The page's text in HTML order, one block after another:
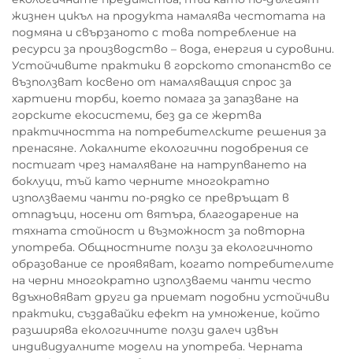
жизнен цикъл на продукта намалява честотата на
подмяна и свързаното с това потребление на
ресурси за производство – вода, енергия и суровини.
Устойчивите практики в горското стопанство се
възползват косвено от намаляващия спрос за
хартиени торби, което помага за запазване на
горските екосистеми, без да се жертва
практичността на потребителските решения за
пренасяне. Локалните екологични подобрения се
постигат чрез намаляване на натрупването на
боклуци, тъй като черните многократно
използваеми чанти по-рядко се превръщат в
отпадъци, носени от вятъра, благодарение на
тяхната стойност и възможност за повторна
употреба. Общностните ползи за екологичното
образование се проявяват, когато потребителите
на черни многократно използваеми чанти често
вдъхновяват други да приемат подобни устойчиви
практики, създавайки ефект на умножение, който
разширява екологичните ползи далеч извън
индивидуалните модели на употреба. Черната